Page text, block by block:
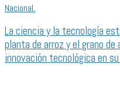
La ciencia y la tecnología
planta de arroz y el grano
innovación tecnológica en